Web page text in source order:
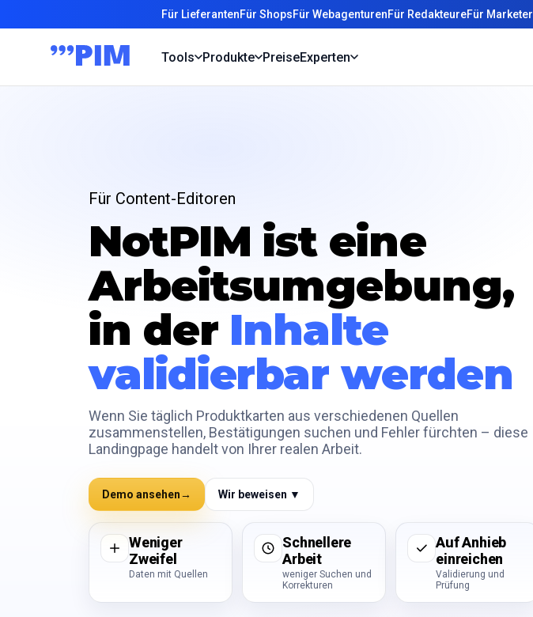
Für LieferantenFür ShopsFür WebagenturenFür RedakteureFür Marketer
Tools Produkte PreiseExperten
Für Content-Editoren
NotPIM ist eine
Arbeitsumgebung,
in der Inhalte
validierbar werden
Wenn Sie täglich Produktkarten aus verschiedenen Quellen
zusammenstellen, Bestätigungen suchen und Fehler fürchten – diese
Landingpage handelt von Ihrer realen Arbeit.
Demo ansehen→ Wir beweisen ▼
Weniger
Zweifel
Daten mit Quellen
Schnellere
Arbeit
weniger Suchen und
Korrekturen
Auf Anhieb
einreichen
Validierung und
Prüfung